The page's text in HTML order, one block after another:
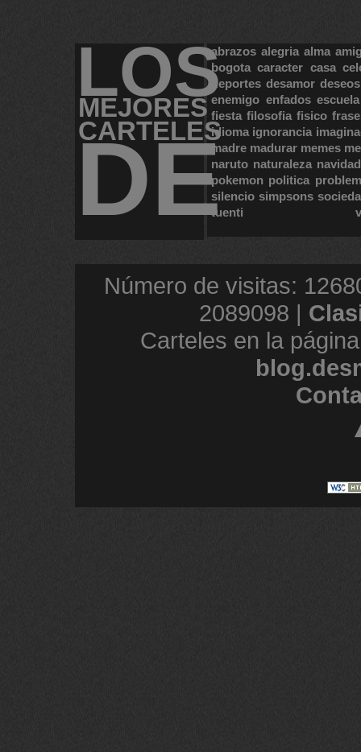
LOS
MEJORES
CARTELES
DE
abrazos alegria alma
bogota caracter casa
deportes desamor deseos
enemigo enfados escuela
fiesta filosofia fisico
idioma ignorancia
madre madurar memes
naruto naturaleza navidad
pokemon politica
silencio simpsons
tuenti
Número de visitas:
2089098 |
Carteles en la